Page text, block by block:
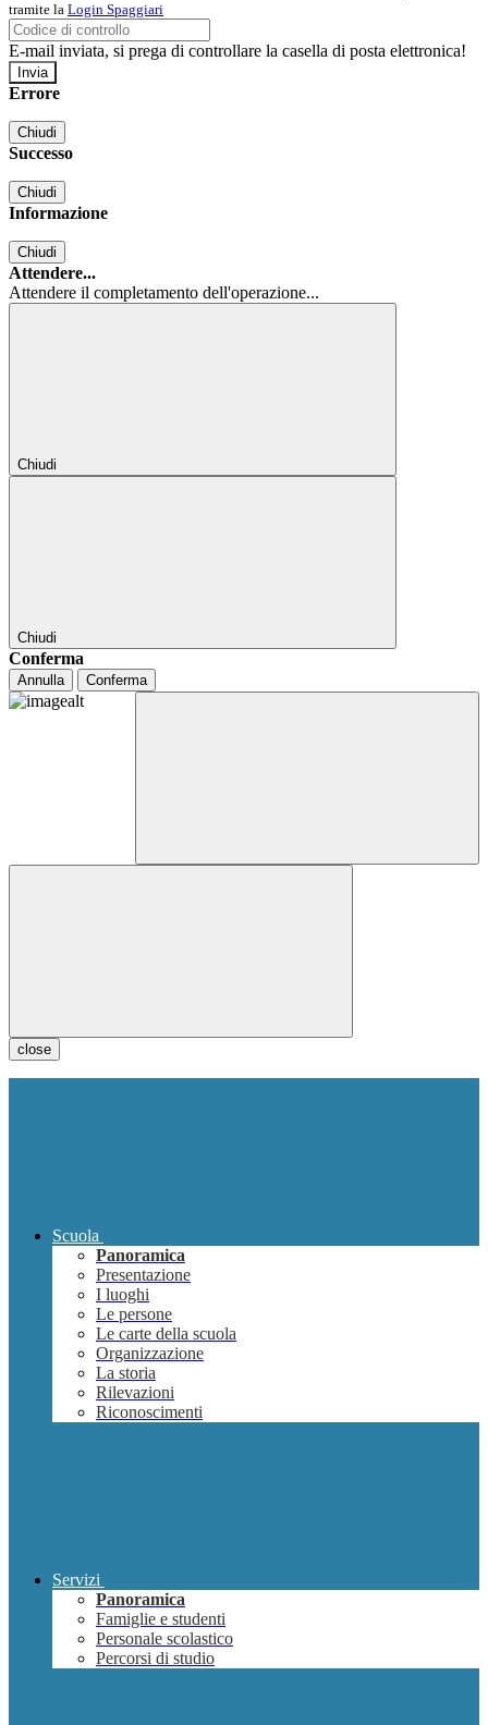
tramite la Login Spaggiari
E-mail inviata, si prega di controllare la casella di posta elettronica!
Errore
Chiudi
Successo
Chiudi
Informazione
Chiudi
Attendere...
Attendere il completamento dell'operazione...
Chiudi
Chiudi
Conferma
Annulla Conferma
close
Scuola
Panoramica
Presentazione
I luoghi
Le persone
Le carte della scuola
Organizzazione
La storia
Rilevazioni
Riconoscimenti
Servizi
Panoramica
Famiglie e studenti
Personale scolastico
Percorsi di studio